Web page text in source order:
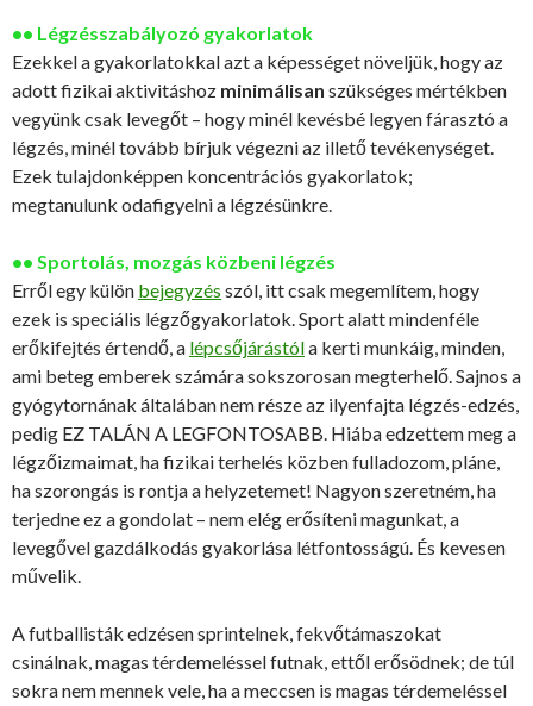
•• Légzésszabályozó gyakorlatok
Ezekkel a gyakorlatokkal azt a képességet növeljük, hogy az
adott fizikai aktivitáshoz minimálisan szükséges mértékben
vegyünk csak levegőt – hogy minél kevésbé legyen fárasztó a
légzés, minél tovább bírjuk végezni az illető tevékenységet.
Ezek tulajdonképpen koncentrációs gyakorlatok;
megtanulunk odafigyelni a légzésünkre.
•• Sportolás, mozgás közbeni légzés
Erről egy külön bejegyzés szól, itt csak megemlítem, hogy
ezek is speciális légzőgyakorlatok. Sport alatt mindenféle
erőkifejtés értendő, a lépcsőjárástóla kerti munkáig, minden,
ami beteg emberek számára sokszorosan megterhelő. Sajnos a
gyógytornának általában nem része az ilyenfajta légzés-edzés,
pedig EZ TALÁN A LEGFONTOSABB. Hiába edzettem meg a
légzőizmaimat, ha fizikai terhelés közben fulladozom, pláne,
ha szorongás is rontja a helyzetemet! Nagyon szeretném, ha
terjedne ez a gondolat – nem elég erősíteni magunkat, a
levegővel gazdálkodás gyakorlása létfontosságú. És kevesen
művelik.
A futballisták edzésen sprintelnek, fekvőtámaszokat
csinálnak, magas térdemeléssel futnak, ettől erősödnek; de túl
sokra nem mennek vele, ha a meccsen is magas térdemeléssel